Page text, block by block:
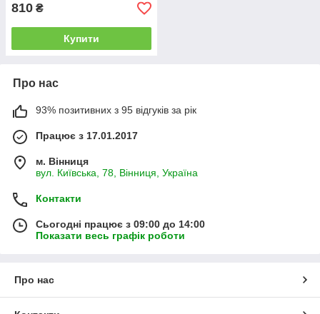
810 ₴
Купити
Про нас
93% позитивних з 95 відгуків за рік
Працює з 17.01.2017
м. Вінниця
вул. Київська, 78, Вінниця, Україна
Контакти
Сьогодні працює з 09:00 до 14:00
Показати весь графік роботи
Про нас